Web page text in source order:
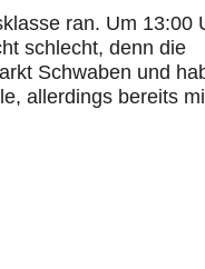
ran. Um 13:00
schlecht, denn die
Schwaben und
allerdings bereits